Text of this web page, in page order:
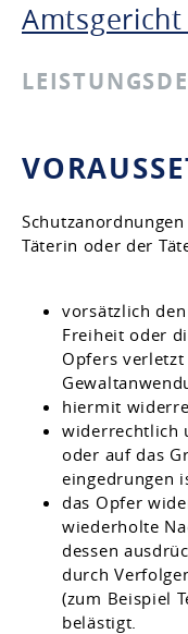
Täterin oder der
vorsätzlich
Freiheit oder
Opfers
hiermit
widerrechtlich
oder auf das
eingedrungen
das Opfer
wiederholte
dessen
durch
(zum Beispiel
belästigt.